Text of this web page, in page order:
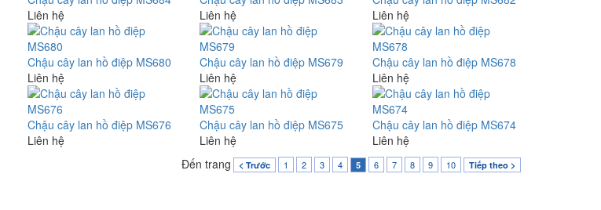
Liên hệ
Liên hệ
Liên hệ
Chậu cây lan hồ điệp MS680
Liên hệ
Chậu cây lan hồ điệp MS679
Liên hệ
Chậu cây lan hồ điệp MS678
Liên hệ
Chậu cây lan hồ điệp MS676
Liên hệ
Chậu cây lan hồ điệp MS675
Liên hệ
Chậu cây lan hồ điệp MS674
Liên hệ
Đến trang
< Trước 1 2 3 4 5 6 7 8 9 10 Tiếp theo >